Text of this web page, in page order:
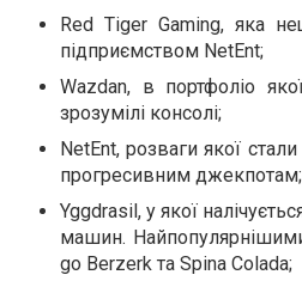
Red Tiger Gaming, яка
підприємством NetEnt;
Wazdan, в портфоліо
зрозумілі консолі;
NetEnt, розваги якої
прогресивним джекпотам;
Yggdrasil, у якої
машин.
go Berzerk та Spina Colada;